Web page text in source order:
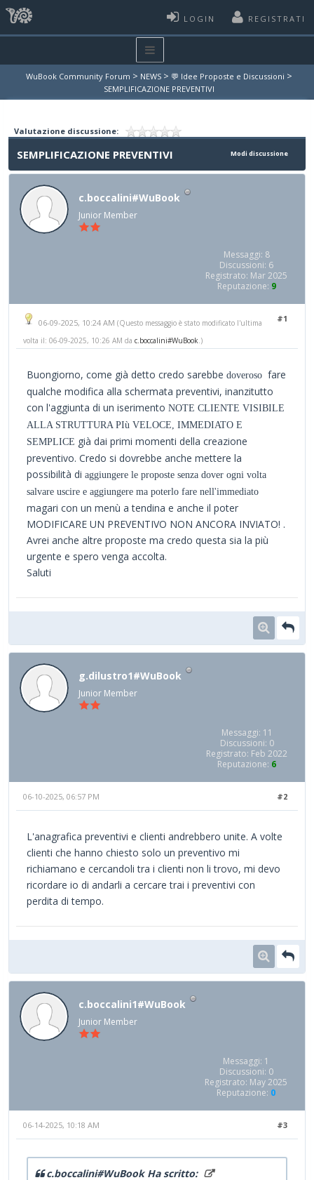
LOGIN REGISTRATI
WuBook Community Forum > NEWS > 💬 Idee Proposte e Discussioni >
SEMPLIFICAZIONE PREVENTIVI
Valutazione discussione:
Modi discussione
SEMPLIFICAZIONE PREVENTIVI
c.boccalini#WuBook
Junior Member
Messaggi: 8
Discussioni: 6
Registrato: Mar 2025
Reputazione: 9
#1
06-09-2025, 10:24 AM (Questo messaggio è stato modificato l'ultima
volta il: 06-09-2025, 10:26 AM da c.boccalini#WuBook .)
Buongiorno, come già detto credo sarebbe doveroso fare
qualche modifica alla schermata preventivi, inanzitutto
con l'aggiunta di un iserimento NOTE CLIENTE VISIBILE
ALLA STRUTTURA PIù VELOCE, IMMEDIATO E
SEMPLICE già dai primi momenti della creazione
preventivo. Credo si dovrebbe anche mettere la
possibilità di aggiungere le proposte senza dover ogni volta
salvare uscire e aggiungere ma poterlo fare nell'immediato
magari con un menù a tendina e anche il poter
MODIFICARE UN PREVENTIVO NON ANCORA INVIATO! .
Avrei anche altre proposte ma credo questa sia la più
urgente e spero venga accolta.
Saluti
g.dilustro1#WuBook
Junior Member
Messaggi: 11
Discussioni: 0
Registrato: Feb 2022
Reputazione: 6
#2
06-10-2025, 06:57 PM
L'anagrafica preventivi e clienti andrebbero unite. A volte
clienti che hanno chiesto solo un preventivo mi
richiamano e cercandoli tra i clienti non li trovo, mi devo
ricordare io di andarli a cercare trai i preventivi con
perdita di tempo.
c.boccalini1#WuBook
Junior Member
Messaggi: 1
Discussioni: 0
Registrato: May 2025
Reputazione: 0
#3
06-14-2025, 10:18 AM
c.boccalini#WuBook Ha scritto: